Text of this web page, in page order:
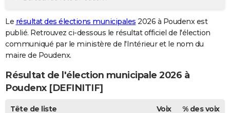
GUIDES D'ACHAT
BONS PLANS
CARTE DE VOEUX
Carte de Noël
Carte Bonne année
Carte Saint-Valentin
Carte Pâques
Carte d'anniversaire
DICTIONNAIRE
Le résultat des élections municipales 2026 à Poudenx est
publié. Retrouvez ci-dessous le résultat officiel de l'élection
communiqué par le ministère de l'Intérieur et le nom du
maire de Poudenx.
Résultat de l'élection municipale 2026 à
Poudenx [DEFINITIF]
Tête de liste Voix % des voix